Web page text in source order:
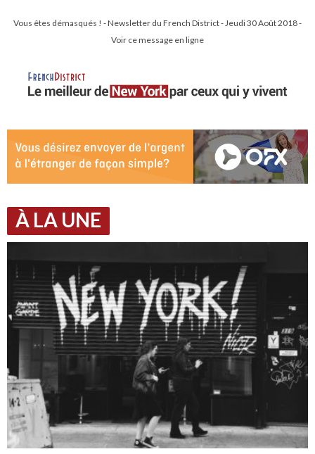
Vous êtes démasqués ! - Newsletter du French District - Jeudi 30 Août 2018 -
Voir ce message en ligne
À LA UNE